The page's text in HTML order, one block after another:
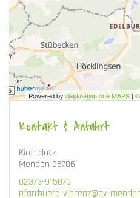
Powered by destination.one MAPS |
Kontakt & Anfahrt
Kirchplatz
Menden 58706
02373-915070
pfarrbuero-vincenz@pv-